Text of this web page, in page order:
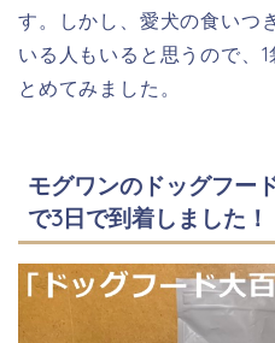
す。しかし、愛犬の食いつ
いる人もいると思うので、
とめてみました。
モグワンのドッグフー
で3日で到着しました！